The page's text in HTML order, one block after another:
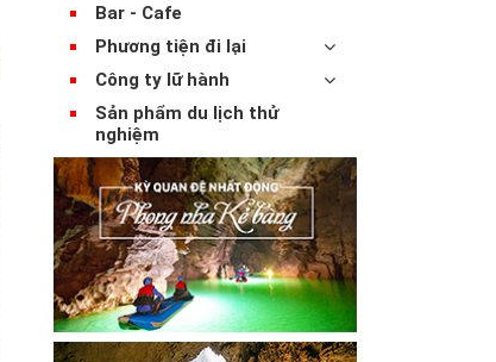
Bar - Cafe
Phương tiện đi lại
Công ty lữ hành
Sản phẩm du lịch thử
nghiệm